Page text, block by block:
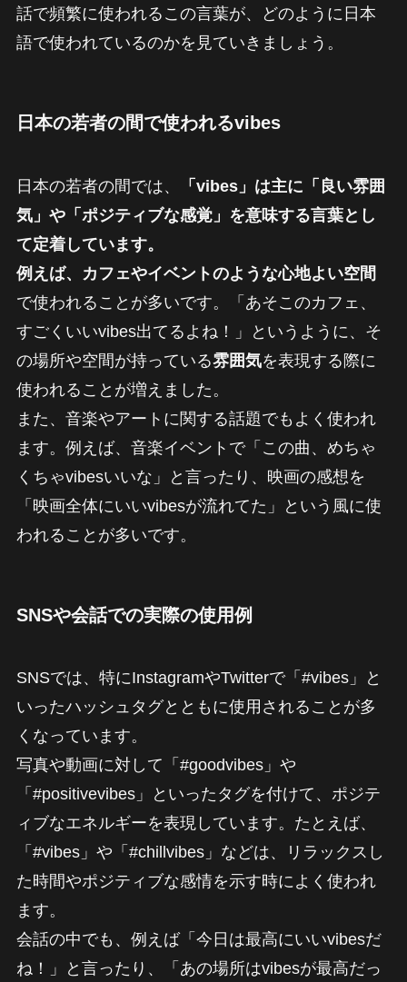
話で頻繁に使われるこの言葉が、どのように日本
語で使われているのかを見ていきましょう。
日本の若者の間で使われるvibes
日本の若者の間では、
「vibes」は主に「良い雰囲
気」や「ポジティブな感覚」を意味する言葉とし
て定着しています。
例えば、カフェやイベントのような心地よい空間
で使われることが多いです。「あそこのカフェ、
すごくいいvibes出てるよね！」というように、そ
の場所や空間が持っている雰囲気を表現する際に
使われることが増えました。
また、音楽やアートに関する話題でもよく使われ
ます。例えば、音楽イベントで「この曲、めちゃ
くちゃvibesいいな」と言ったり、映画の感想を
「映画全体にいいvibesが流れてた」という風に使
われることが多いです。
SNSや会話での実際の使用例
SNSでは、特にInstagramやTwitterで「#vibes」と
いったハッシュタグとともに使用されることが多
くなっています。
写真や動画に対して「#goodvibes」や
「#positivevibes」といったタグを付けて、ポジテ
ィブなエネルギーを表現しています。たとえば、
「#vibes」や「#chillvibes」などは、リラックスし
た時間やポジティブな感情を示す時によく使われ
ます。
会話の中でも、例えば「今日は最高にいいvibesだ
ね！」と言ったり、「あの場所はvibesが最高だっ